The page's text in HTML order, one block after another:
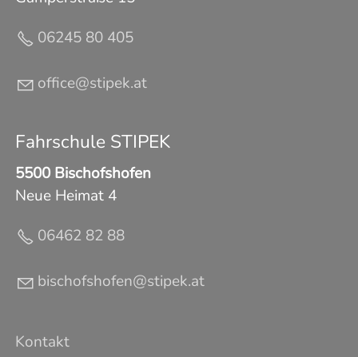
06245 80 405
ffc stp k t
Fahrschule STIPEK
5500 Bischofshofen
Neue Heimat 4
06462 82 88
b sch fsh f n stp k t
Kontakt